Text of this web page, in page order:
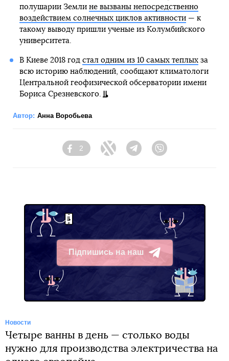
полушарии Земли не вызваны непосредственно
воздействием солнечных циклов активности— к
такому выводу пришли ученые из Колумбийского
университета.
В Киеве 2018 год стал одним из 10 самых теплыхза
всю историю наблюдений, сообщают климатологи
Центральной геофизической обсерватории имени
Бориса Срезневского.
Автор: Анна Воробьева
Facebook
2
Twitter TelegramViber
Підпишись на наш
Telegram
Новости
Четыре ванны в день — столько воды
нужно для производства электричества на